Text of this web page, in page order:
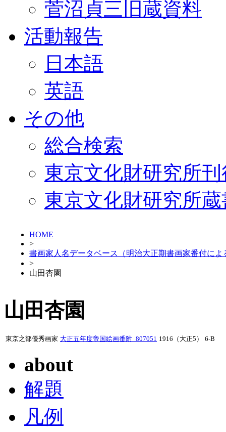
菅沼貞三旧蔵資料
活動報告
日本語
英語
その他
総合検索
東京文化財研究所
東京文化財研究所
HOME
>
書画家人名データベース（明治大正期書画家番付によ
>
山田杏園
山田杏園
東京之部優秀画家 大正五年度帝国絵画番附_807051 1916（大正5） 6-B
about
解題
凡例